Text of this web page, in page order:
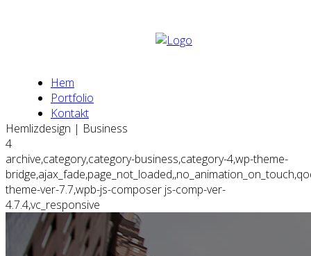
Hem
Portfolio
Kontakt
Hemlizdesign | Business
4
archive,category,category-business,category-4,wp-theme-
theme-ver-7.7,wpb-js-composer js-comp-ver-
4.7.4,vc_responsive